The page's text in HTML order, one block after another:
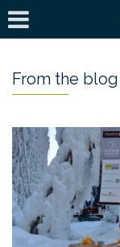
From the blog